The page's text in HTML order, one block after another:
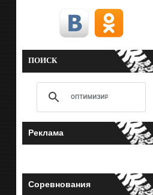
ПОИСК
Реклама
Соревнования